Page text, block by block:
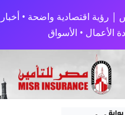
| رؤية اقتصادية واضحة • أخبار
الأعمال • الأسواق